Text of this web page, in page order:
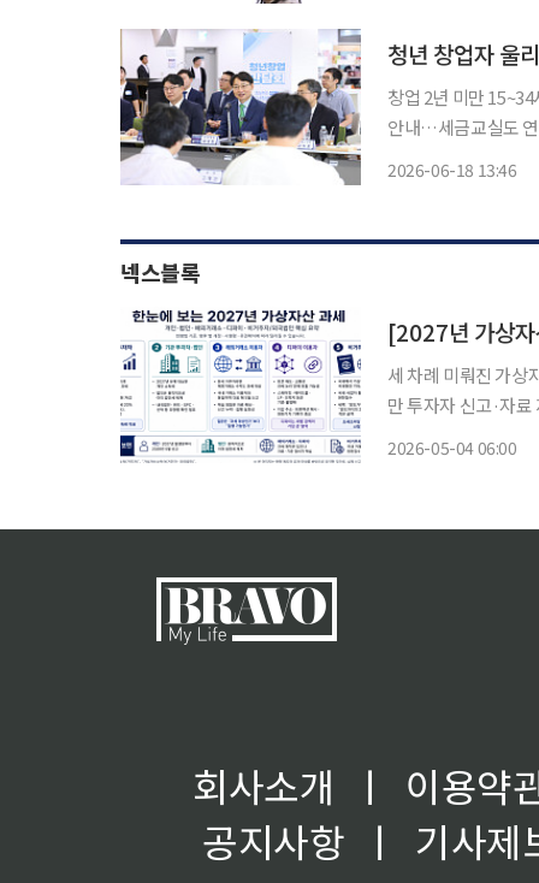
청년 창업자 울
창업 2년 미만
안내…세금교실도 연계푸
2026-06-18 13:46
넥스블록
[2027년 가상
세 차례 미뤄진 가상
만 투자자 신고·자
2026-05-04 06:00
회사소개 ㅣ
이용약
공지사항
ㅣ
기사제